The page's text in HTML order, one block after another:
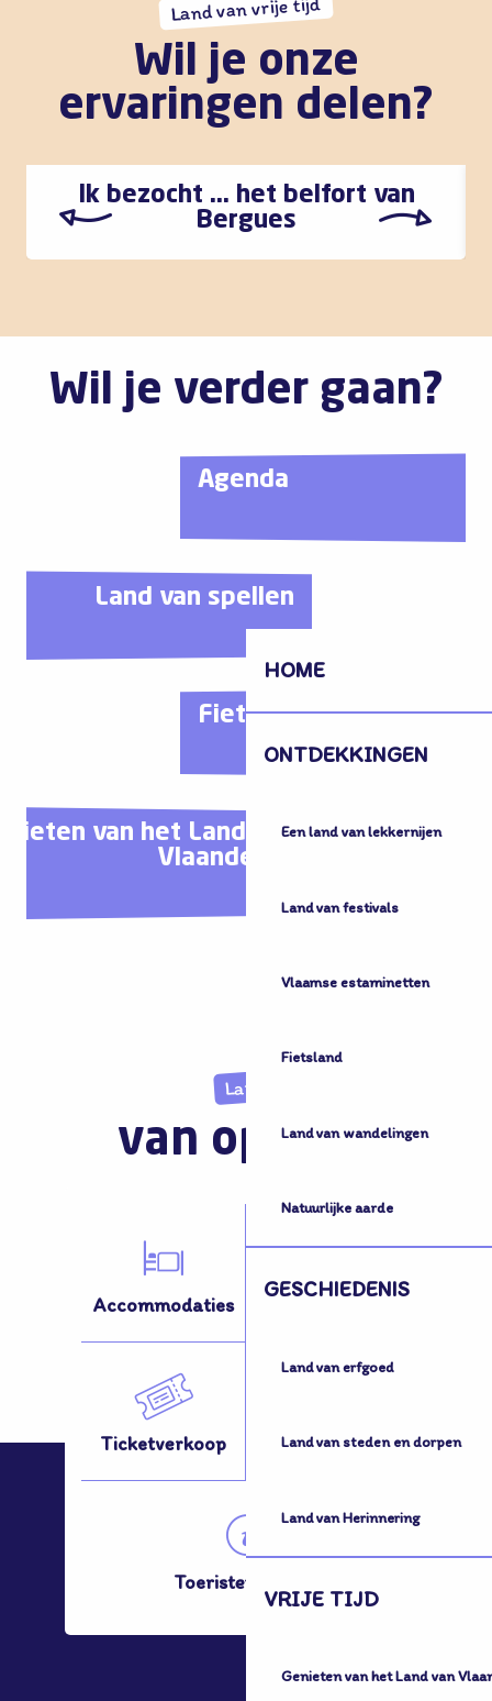
HOME
ONTDEKKINGEN
Een land van lekkernijen
Land van festivals
Vlaamse estaminetten
Fietsland
Land van wandelingen
Natuurlijke aarde
GESCHIEDENIS
Land van erfgoed
Land van steden en dorpen
Land van Herinnering
VRIJE TIJD
Genieten van het Land van
Land van vrije tijd
Wil je onze
ervaringen delen?
Ik bezocht … het belfort van
Bergues
Wil je verder gaan?
Agenda
Land van spellen
Fiets- en scooterverhuur
van het Land van
Vlaanderen
Land
van opvang
Accommodaties
Ticketverkoop Hoe kom ik hier?
Toeristenbureau